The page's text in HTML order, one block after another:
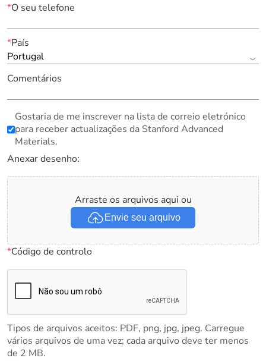
*O seu telefone
*País
Portugal
Comentários
Gostaria de me inscrever na lista de correio eletrónico
para receber actualizações da Stanford Advanced
Materials.
Anexar desenho:
Arraste os arquivos aqui ou
Envie seu arquivo
*Código de controlo
Tipos de arquivos aceitos: PDF, png, jpg, jpeg. Carregue
vários arquivos de uma vez; cada arquivo deve ter menos
de 2 MB.